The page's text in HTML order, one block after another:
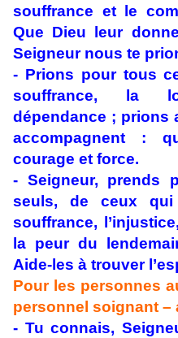
souffrance et le
Que Dieu leur
Seigneur nous te
- Prions pour tous
souffrance, la
dépendance ; prions
accompagnent :
courage et force.
- Seigneur, prends
seuls, de ceux
souffrance,
la peur du
Aide-les à trouver
Pour les personnes
personnel soignant –
- Tu connais,